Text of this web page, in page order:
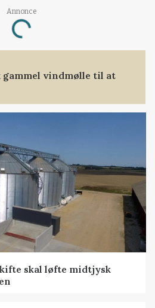
Annonce
Loading...
vindmølle til at
skal løfte midtjysk